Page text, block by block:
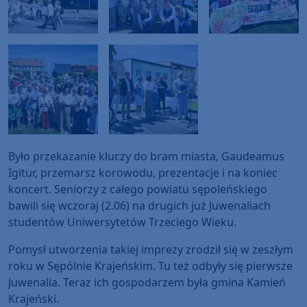
Było przekazanie kluczy do bram miasta, Gaudeamus
Igitur, przemarsz korowodu, prezentacje i na koniec
koncert. Seniorzy z całego powiatu sępoleńskiego
bawili się wczoraj (2.06) na drugich już Juwenaliach
studentów Uniwersytetów Trzeciego Wieku.
Pomysł utworzenia takiej imprezy zrodził się w zeszłym
roku w Sępólnie Krajeńskim. Tu też odbyły się pierwsze
Juwenalia. Teraz ich gospodarzem była gmina Kamień
Krajeński.